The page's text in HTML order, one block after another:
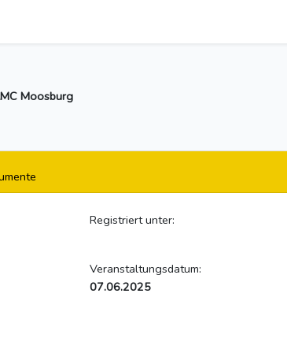
Moosburg
Registriert unter:
Veranstaltungsdatum:
07.06.2025